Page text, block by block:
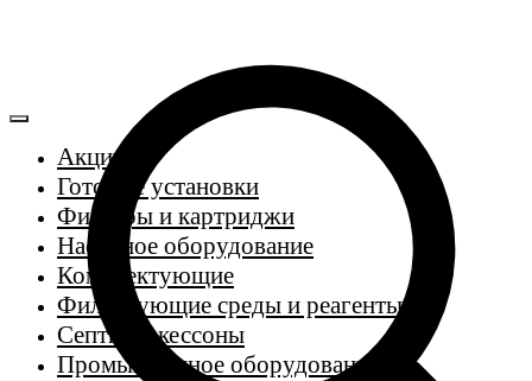
Акции
Готовые установки
Фильтры и картриджи
Насосное оборудование
Комплектующие
Фильтрующие среды и реагенты
Септики, кессоны
Промышленное оборудование